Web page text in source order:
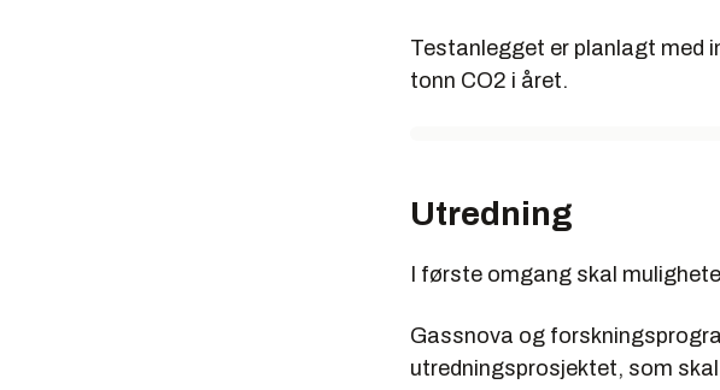
Testanlegget er planlagt med
tonn CO2 i året.
Utredning
I første omgang skal
Gassnova og
utredningsprosjektet, som